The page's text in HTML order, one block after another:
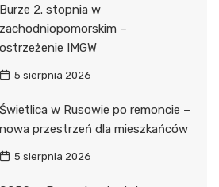
Burze 2. stopnia w
zachodniopomorskim –
ostrzeżenie IMGW
5 sierpnia 2026
Świetlica w Rusowie po remoncie –
nowa przestrzeń dla mieszkańców
5 sierpnia 2026